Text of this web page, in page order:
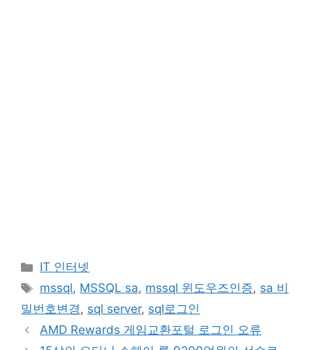
카
테
리
IT 인터넷
태
그
mssql, MSSQL sa, mssql 윈도우즈인증, sa 비
밀번호변경, sql server, sql로그인
AMD Rewards 게임교환포털 로그인 오류